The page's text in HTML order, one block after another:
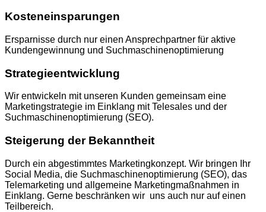
Kosteneinsparungen
Ersparnisse durch nur einen Ansprechpartner für aktive
Kundengewinnung und Suchmaschinenoptimierung
Strategieentwicklung
Wir entwickeln mit unseren Kunden gemeinsam eine
Marketingstrategie im Einklang mit Telesales und der
Suchmaschinenoptimierung (SEO).
Steigerung der Bekanntheit
Durch ein abgestimmtes Marketingkonzept. Wir bringen Ihr
Social Media, die Suchmaschinenoptimierung (SEO), das
Telemarketing und allgemeine Marketingmaßnahmen in
Einklang. Gerne beschränken wir uns auch nur auf einen
Teilbereich.